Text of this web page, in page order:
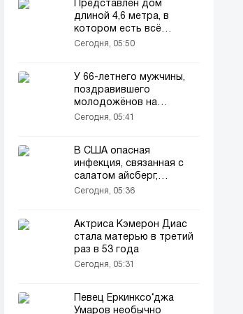
Представлен дом
длиной 4,6 метра, в
котором есть всё
необходимое
Сегодня, 05:50
У 66-летнего мужчины,
поздравившего
молодожёнов на
свадьбе, возбудили
Сегодня, 05:41
В США опасная
инфекция, связанная с
салатом айсберг,
распространилась на 15
Сегодня, 05:36
Актриса Кэмерон Диас
стала матерью в третий
раз в 53 года
Сегодня, 05:31
Певец Ёркинксо‘джа
Умаров необычно